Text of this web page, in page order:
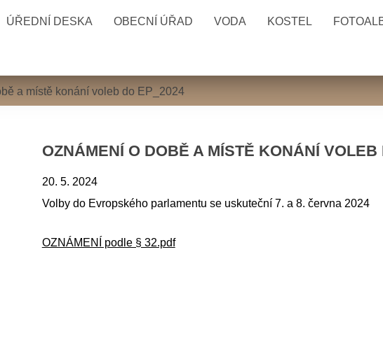
ÚŘEDNÍ DESKA OBECNÍ ÚŘAD VODA KOSTEL
a místě konání voleb do EP_2024
OZNÁMENÍ O DOBĚ A MÍSTĚ KONÁNÍ VOLEB
20. 5. 2024
Volby do Evropského parlamentu se uskuteční 7. a 8. června 2024
OZNÁMENÍ podle § 32.pdf